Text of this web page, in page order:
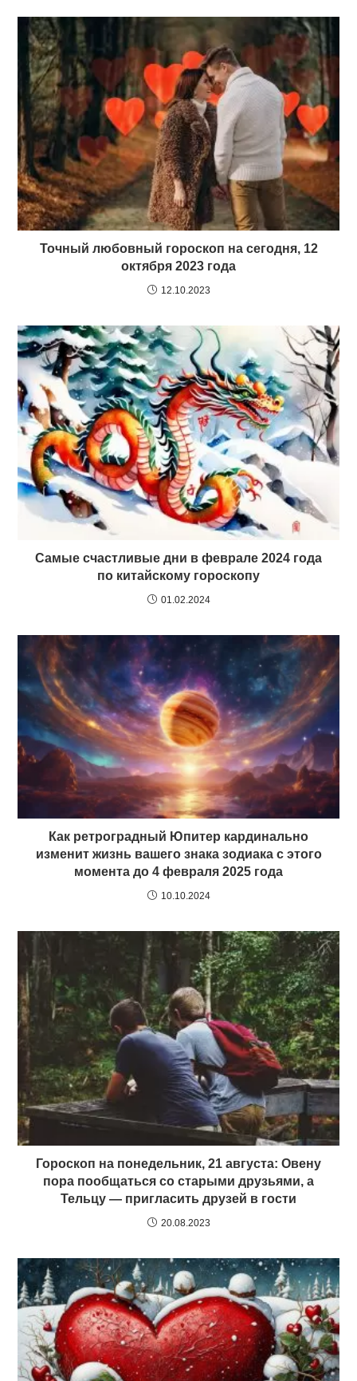
Точный любовный гороскоп на сегодня, 12
октября 2023 года
12.10.2023
Самые счастливые дни в феврале 2024 года
по китайскому гороскопу
01.02.2024
Как ретроградный Юпитер кардинально
изменит жизнь вашего знака зодиака с этого
момента до 4 февраля 2025 года
10.10.2024
Гороскоп на понедельник, 21 августа: Овену
пора пообщаться со старыми друзьями, а
Тельцу — пригласить друзей в гости
20.08.2023